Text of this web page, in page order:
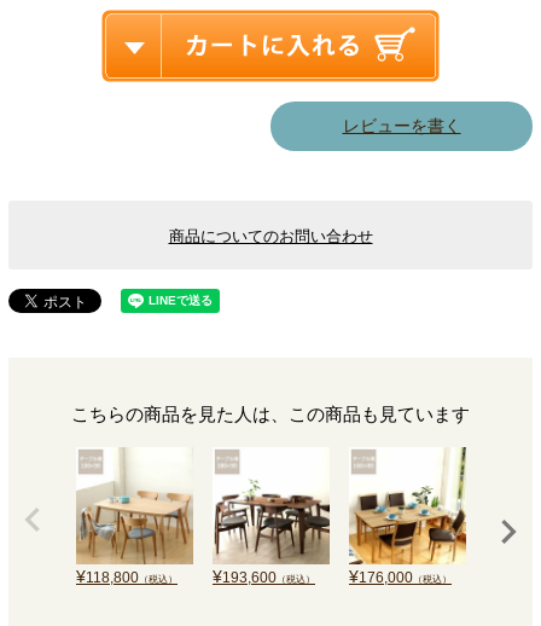
レビューを書く
商品についてのお問い合わせ
こちらの商品を見た人は、この商品も見ています
¥118,800 （税込） ¥193,600 （税込） ¥176,000 （税込）